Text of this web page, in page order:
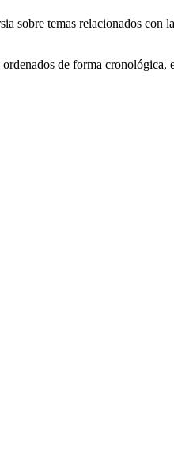
sobre temas relacionados con
de forma cronológica,